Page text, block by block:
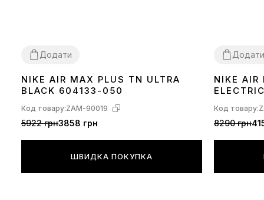
Додати
3637 38 39 404142 434445
NIKE AIR MAX PLUS TN ULTRA
BLACK 604133-050
Код товару:ZAM-90019
5922 грн3858 грн
ШВИДКА ПОКУПКА
Додати
3637 38 39
NIKE AIR
Код товару:
8290 грн